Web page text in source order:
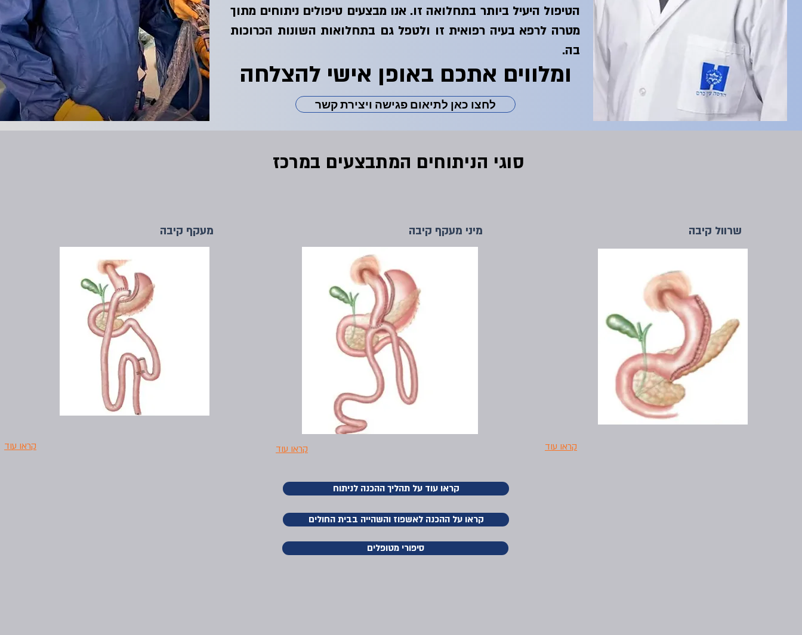
הטיפול היעיל ביותר בתחלואה זו. אנו מבצעים טיפולים ניתוחים מתוך
מטרה לרפא בעיה רפואית זו ולטפל גם בתחלואות השונות הכרוכות
בה.
ומלווים אתכם באופן אישי להצלחה
לחצו כאן לתיאום פגישה ויצירת קשר
מעקף קיבה
קראו עוד
מיני מעקף קיבה
קראו עוד
שרוול קיבה
קראו עוד
קראו עוד על תהליך ההכנה לניתוח
קראו על ההכנה לאשפוז והשהייה בבית החולים
סיפורי מטופלים